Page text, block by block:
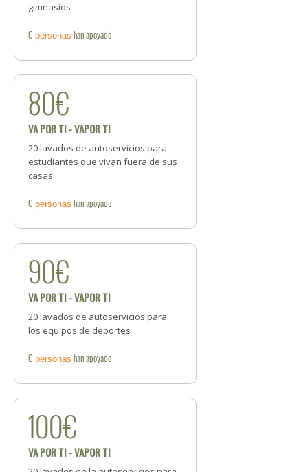
gimnasios
0 personas han apoyado
80€
VA POR TI - VAPOR TI
20 lavados de autoservicios para
estudiantes que vivan fuera de sus
casas
0 personas han apoyado
90€
VA POR TI - VAPOR TI
20 lavados de autoservicios para
los equipos de deportes
0 personas han apoyado
100€
VA POR TI - VAPOR TI